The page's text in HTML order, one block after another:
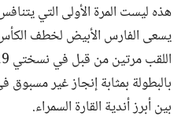
هذه ليست المرة الأولى التي
يسعى الفارس الأبيض لخطف الكأس
بالبطولة بمثابة إنجاز غير
بين أبرز أندية القارة السمراء.